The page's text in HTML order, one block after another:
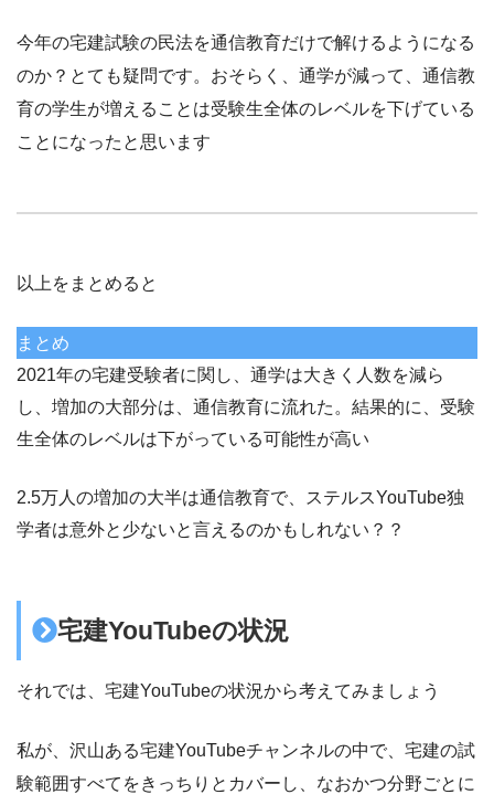
今年の宅建試験の民法を通信教育だけで解けるようになる
のか？とても疑問です。おそらく、通学が減って、通信教
育の学生が増えることは受験生全体のレベルを下げている
ことになったと思います
以上をまとめると
まとめ
2021年の宅建受験者に関し、通学は大きく人数を減ら
し、増加の大部分は、通信教育に流れた。結果的に、受験
生全体のレベルは下がっている可能性が高い
2.5万人の増加の大半は通信教育で、ステルスYouTube独
学者は意外と少ないと言えるのかもしれない？？
宅建YouTubeの状況
それでは、宅建YouTubeの状況から考えてみましょう
私が、沢山ある宅建YouTubeチャンネルの中で、宅建の試
験範囲すべてをきっちりとカバーし、なおかつ分野ごとに